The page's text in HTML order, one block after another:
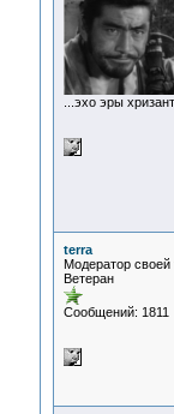
...эхо эры
terra
Модератор
Ветеран
Сообщений: 1811